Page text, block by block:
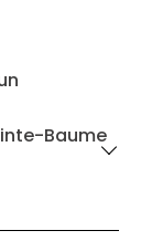
Baume